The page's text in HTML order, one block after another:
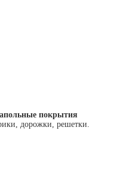
покрытия
дорожки, решетки.